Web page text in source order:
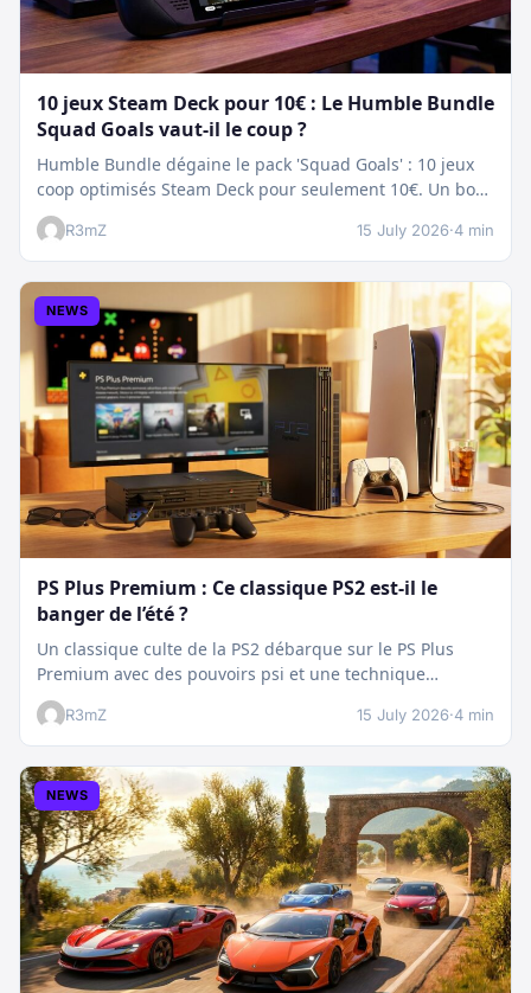
10 jeux Steam Deck pour 10€ : Le Humble Bundle
Squad Goals vaut-il le coup ?
Humble Bundle dégaine le pack 'Squad Goals' : 10 jeux
coop optimisés Steam Deck pour seulement 10€. Un bon
plan…
R3mZ 15 July 2026·4 min
NEWS
PS Plus Premium : Ce classique PS2 est-il le
banger de l’été ?
Un classique culte de la PS2 débarque sur le PS Plus
Premium avec des pouvoirs psi et une technique
boostée.…
R3mZ 15 July 2026·4 min
NEWS